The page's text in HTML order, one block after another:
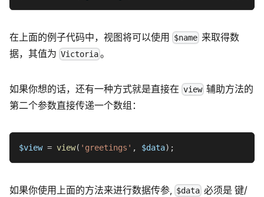
在上面的例子代码中，视图将可以使用 $name 来取得数
据，其值为 Victoria 。
如果你想的话，还有一种方式就是直接在 view 辅助方法的
第二个参数直接传递一个数组：
$view = view( 'greetings' , $data) ;
如果你使用上面的方法来进行数据传参, $data 必须是 键/